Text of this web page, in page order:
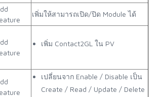
เพิ่มให้สามารถเปิด/ปิด Module ได้
เพิ่ม Contact2GL ใน PV
เปลี่ยนจาก Enable / Disable เป็น
Create / Read / Update / Delete